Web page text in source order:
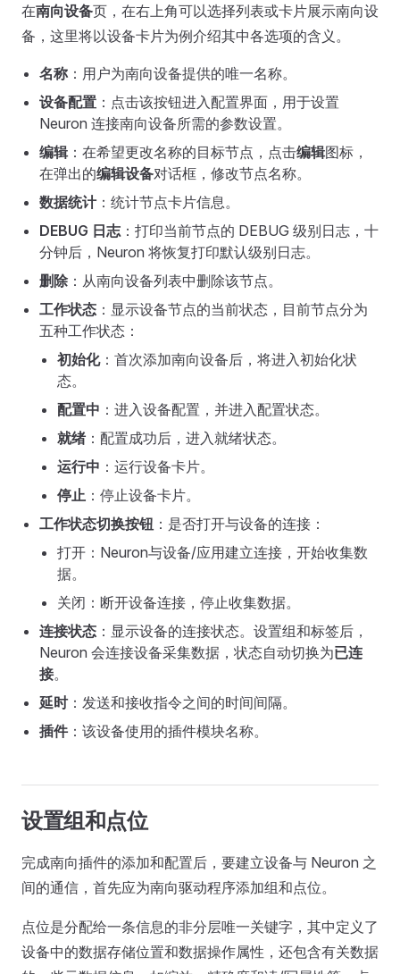
在南向设备页，在右上角可以选择列表或卡片展示南向设
备，这里将以设备卡片为例介绍其中各选项的含义。
名称 ：用户为南向设备提供的唯一名称。
设备配置 ：点击该按钮进入配置界面，用于设置
Neuron 连接南向设备所需的参数设置。
编辑：在希望更改名称的目标节点，点击编辑图标，
在弹出的编辑设备对话框，修改节点名称。
数据统计：统计节点卡片信息。
DEBUG 日志 ：打印当前节点的 DEBUG 级别日志，十
分钟后，Neuron 将恢复打印默认级别日志。
删除 ：从南向设备列表中删除该节点。
工作状态 ：显示设备节点的当前状态，目前节点分为
五种工作状态：
初始化：首次添加南向设备后，将进入初始化状
态。
配置中 ：进入设备配置，并进入配置状态。
就绪 ：配置成功后，进入就绪状态。
运行中 ：运行设备卡片。
停止 ：停止设备卡片。
工作状态切换按钮 ：是否打开与设备的连接：
打开：Neuron与设备/应用建立连接，开始收集数
据。
关闭：断开设备连接，停止收集数据。
连接状态 ：显示设备的连接状态。设置组和标签后，
Neuron 会连接设备采集数据，状态自动切换为已连
接。
延时：发送和接收指令之间的时间间隔。
插件：该设备使用的插件模块名称。
设置组和点位
完成南向插件的添加和配置后，要建立设备与 Neuron 之
间的通信，首先应为南向驱动程序添加组和点位。
点位是分配给一条信息的非分层唯一关键字，其中定义了
设备中的数据存储位置和数据操作属性，还包含有关数据